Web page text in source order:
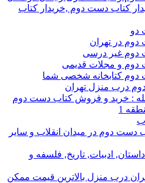
کتاب دست دوم ,خریدار کتاب
دو
در تهران
دوم غیر درسی
دوم و مجلات قدیمی
دوم کتابخانه شخصی شما
درب منزل تهران
: خرید و فروش کتاب دست دوم
1
دست دوم در میدان انقلاب و سایر
ادبیات, تاریخ, فلسفه و
درب منزل بالاترین قیمت ممکن